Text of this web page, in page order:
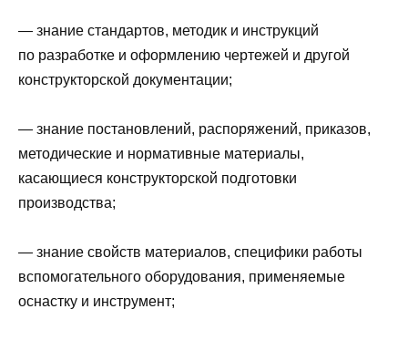
— знание стандартов, методик и инструкций
по разработке и оформлению чертежей и другой
конструкторской документации;
— знание постановлений, распоряжений, приказов,
методические и нормативные материалы,
касающиеся конструкторской подготовки
производства;
— знание свойств материалов, специфики работы
вспомогательного оборудования, применяемые
оснастку и инструмент;